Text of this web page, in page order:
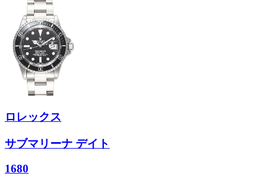
ロレックス
サブマリーナ デイト
1680